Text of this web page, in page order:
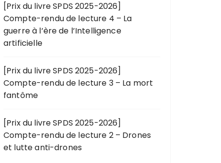
[Prix du livre SPDS 2025-2026]
Compte-rendu de lecture 4 – La
guerre à l’ère de l’Intelligence
artificielle
[Prix du livre SPDS 2025-2026]
Compte-rendu de lecture 3 – La mort
fantôme
[Prix du livre SPDS 2025-2026]
Compte-rendu de lecture 2 – Drones
et lutte anti-drones